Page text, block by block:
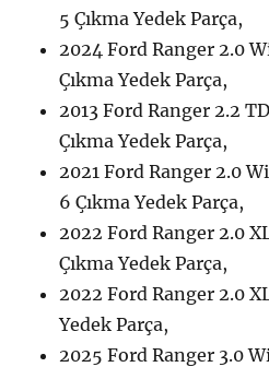
5 Çıkma Yedek Parça,
2024 Ford Ranger 2.0
Çıkma Yedek Parça,
2013 Ford Ranger 2.2
Çıkma Yedek Parça,
2021 Ford Ranger 2.0
6 Çıkma Yedek Parça,
2022 Ford Ranger 2.0
Çıkma Yedek Parça,
2022 Ford Ranger 2.0
Yedek Parça,
2025 Ford Ranger 3.0